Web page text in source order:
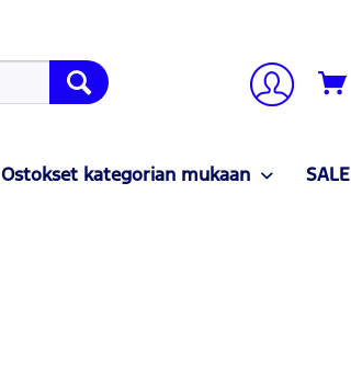
Ostokset kategorian mukaan SALE